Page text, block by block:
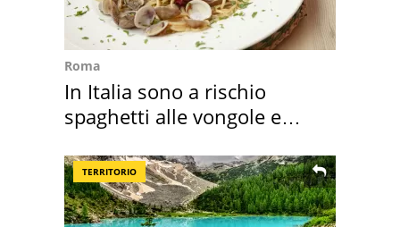
Roma
In Italia sono a rischio
spaghetti alle vongole e
TERRITORIO